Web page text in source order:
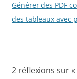
Générer des PDF
des tableaux avec
2 réflexions sur «